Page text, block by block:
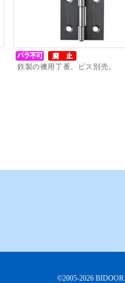
鉄製の襖用丁番。ビス別売。
©2005-2026